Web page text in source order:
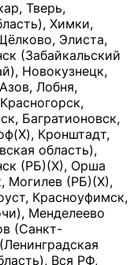
Тверь,
Химки,
Элиста,
(Забайкальский
Новокузнецк,
Лобня,
Багратионовск,
Кронштадт,
область),
(РБ)(Х), Орша
Могилев (РБ)(Х),
Красноуфимск,
Менделеево
(Санкт-
Вся РФ,